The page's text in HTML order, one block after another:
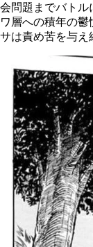
会問題までバトル
ワ層への積年の
サは責め苦を与え